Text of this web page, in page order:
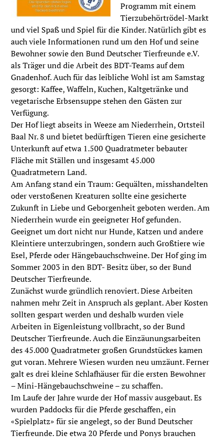
Programm mit einem
Tierzubehörtrödel-Markt
und viel Spaß und Spiel für die Kinder. Natürlich gibt es
auch viele Informationen rund um den Hof und seine
Bewohner sowie den Bund Deutscher Tierfreunde e.V.
als Träger und die Arbeit des BDT-Teams auf dem
Gnadenhof. Auch für das leibliche Wohl ist am Samstag
gesorgt: Kaffee, Waffeln, Kuchen, Kaltgetränke und
vegetarische Erbsensuppe stehen den Gästen zur
Verfügung.
Der Hof liegt abseits in Weeze am Niederrhein, Ortsteil
Baal Nr. 8 und bietet bedürftigen Tieren eine gesicherte
Unterkunft auf etwa 1.500 Quadratmeter bebauter
Fläche mit Ställen und insgesamt 45.000
Quadratmetern Land.
Am Anfang stand ein Traum: Gequälten, misshandelten
oder verstoßenen Kreaturen sollte eine gesicherte
Zukunft in Liebe und Geborgenheit geboten werden. Am
Niederrhein wurde ein geeigneter Hof gefunden.
Geeignet um dort nicht nur Hunde, Katzen und andere
Kleintiere unterzubringen, sondern auch Großtiere wie
Esel, Pferde oder Hängebauchschweine. Der Hof ging im
Sommer 2003 in den BDT- Besitz über, so der Bund
Deutscher Tierfreunde.
Zunächst wurde gründlich renoviert. Diese Arbeiten
nahmen mehr Zeit in Anspruch als geplant. Aber Kosten
sollten gespart werden und deshalb wurden viele
Arbeiten in Eigenleistung vollbracht, so der Bund
Deutscher Tierfreunde. Auch die Einzäunungsarbeiten
des 45.000 Quadratmeter großen Grundstückes kamen
gut voran. Mehrere Wiesen wurden neu umzäunt. Ferner
galt es drei kleine Schlafhäuser für die ersten Bewohner
– Mini-Hängebauchschweine – zu schaffen.
Im Laufe der Jahre wurde der Hof massiv ausgebaut. Es
wurden Paddocks für die Pferde geschaffen, ein
«Spielplatz» für sie angelegt, so der Bund Deutscher
Tierfreunde. Die etwa 20 Pferde und Ponys brauchen